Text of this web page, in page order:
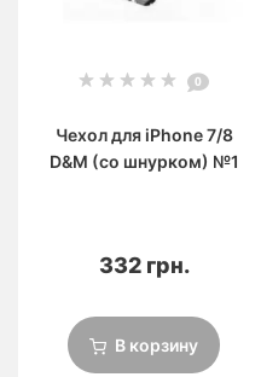
0
Чехол для iPhone 7/8
D&M (со шнурком) №1
332 грн.
В корзину